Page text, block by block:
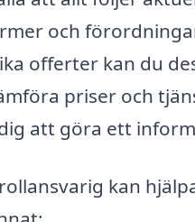
och
offerter kan du
priser och
att göra ett
kan